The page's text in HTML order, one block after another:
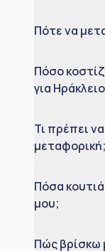
Πότε να
Πόσο
για
Τι πρέπει
μεταφορική;
Πόσα
μου;
Πώς βρίσκω